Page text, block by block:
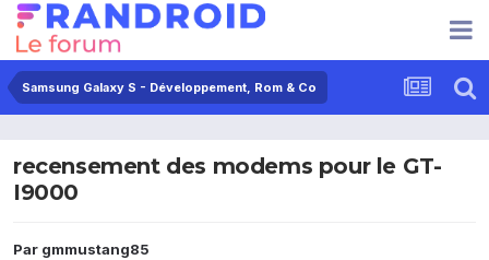
Samsung Galaxy S - Développement, Rom & Co
recensement des modems pour le GT-
I9000
Par gmmustang85